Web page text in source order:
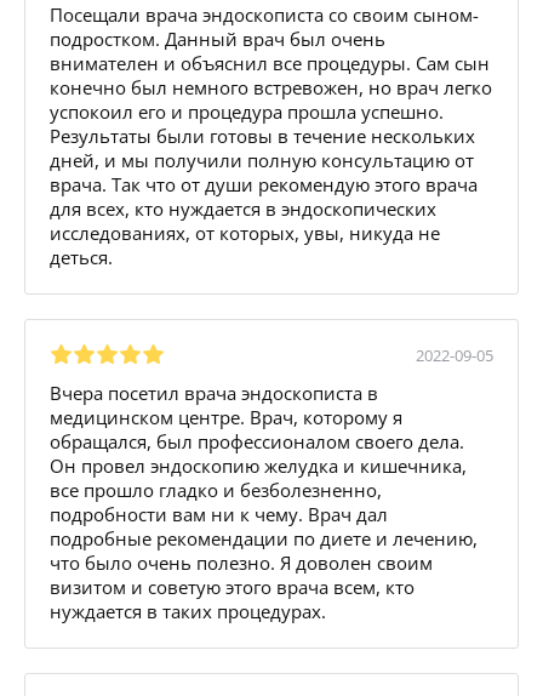
Посещали врача эндоскописта со своим сыном-
подростком. Данный врач был очень
внимателен и объяснил все процедуры. Сам сын
конечно был немного встревожен, но врач легко
успокоил его и процедура прошла успешно.
Результаты были готовы в течение нескольких
дней, и мы получили полную консультацию от
врача. Так что от души рекомендую этого врача
для всех, кто нуждается в эндоскопических
исследованиях, от которых, увы, никуда не
деться.
2022-09-05
Вчера посетил врача эндоскописта в
медицинском центре. Врач, которому я
обращался, был профессионалом своего дела.
Он провел эндоскопию желудка и кишечника,
все прошло гладко и безболезненно,
подробности вам ни к чему. Врач дал
подробные рекомендации по диете и лечению,
что было очень полезно. Я доволен своим
визитом и советую этого врача всем, кто
нуждается в таких процедурах.